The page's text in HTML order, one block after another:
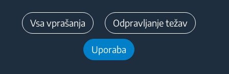
Vsa vprašanja Odpravljanje težav
Uporaba